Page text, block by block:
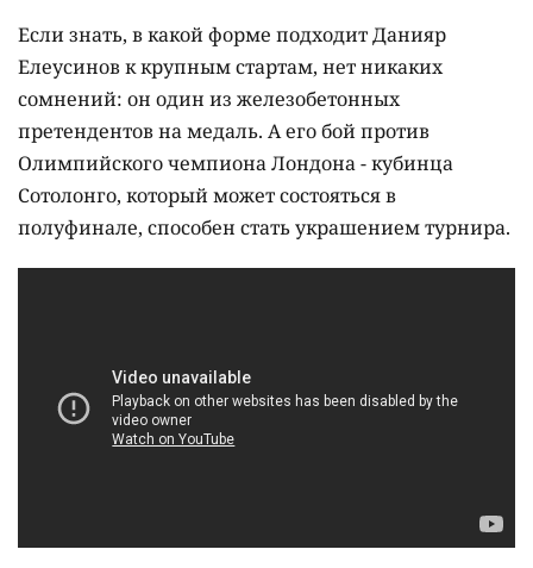
Если знать, в какой форме подходит Данияр
Елеусинов к крупным стартам, нет никаких
сомнений: он один из железобетонных
претендентов на медаль. А его бой против
Олимпийского чемпиона Лондона - кубинца
Сотолонго, который может состояться в
полуфинале, способен стать украшением турнира.